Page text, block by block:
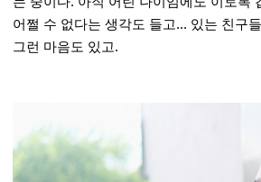
어쩔 수 없다는 생각도 들고... 있는 친구
그런 마음도 있고.